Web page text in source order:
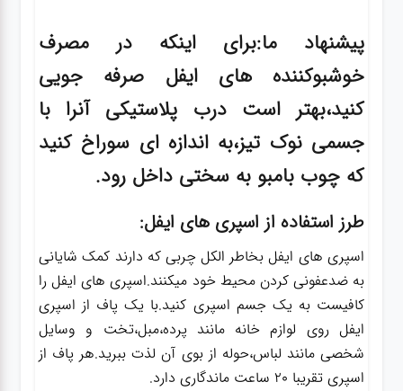
پیشنهاد ما:برای اینکه در مصرف
خوشبوکننده های ایفل صرفه جویی
کنید،بهتر است درب پلاستیکی آنرا با
جسمی نوک تیز،به اندازه ای سوراخ کنید
که چوب بامبو به سختی داخل رود.
طرز استفاده از اسپری های ایفل:
اسپری های ایفل بخاطر الکل چربی که دارند کمک شایانی
به ضدعفونی کردن محیط خود میکنند.اسپری های ایفل را
کافیست به یک جسم اسپری کنید.با یک پاف از اسپری
ایفل روی لوازم خانه مانند پرده،مبل،تخت و وسایل
شخصی مانند لباس،حوله از بوی آن لذت ببرید.هر پاف از
اسپری تقریبا 20 ساعت ماندگاری دارد.